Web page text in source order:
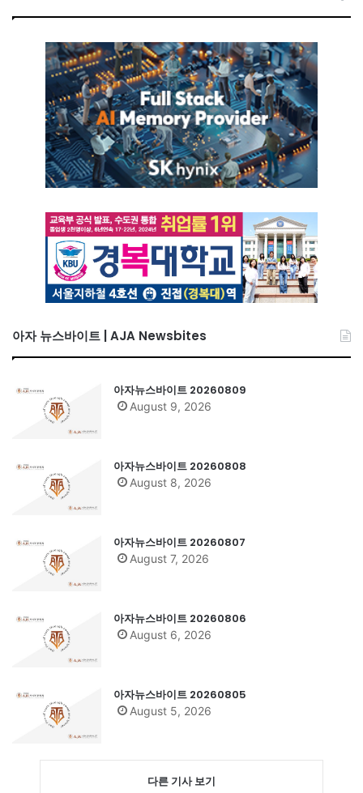
아자 뉴스바이트 | AJA Newsbites
아자뉴스바이트 20260809
August 9, 2026
아자뉴스바이트 20260808
August 8, 2026
아자뉴스바이트 20260807
August 7, 2026
아자뉴스바이트 20260806
August 6, 2026
아자뉴스바이트 20260805
August 5, 2026
다른 기사 보기